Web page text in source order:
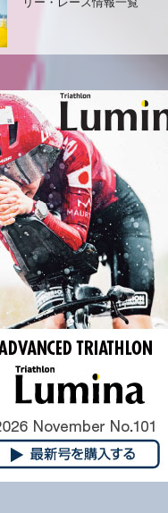
リー・レース情報一覧